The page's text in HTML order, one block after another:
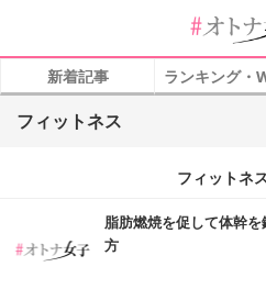
新着記事 ランキング・
フィットネス
フィットネ
脂肪燃焼を促して体幹
方